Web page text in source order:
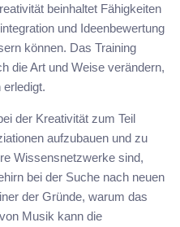
beinhaltet Fähigkeiten
und Ideenbewertung
können. Das Training
die Art und Weise verändern,
der Kreativität zum Teil
aufzubauen und zu
Wissensnetzwerke sind,
bei der Suche nach neuen
der Gründe, warum das
Musik kann die